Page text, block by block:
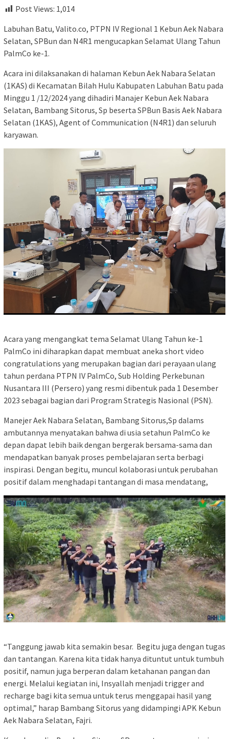
Post Views: 1,014
Labuhan Batu, Valito.co, PTPN IV Regional 1 Kebun Aek Nabara
Selatan, SPBun dan N4R1 mengucapkan Selamat Ulang Tahun
PalmCo ke-1.
Acara ini dilaksanakan di halaman Kebun Aek Nabara Selatan
(1KAS) di Kecamatan Bilah Hulu Kabupaten Labuhan Batu pada
Minggu 1 /12/2024 yang dihadiri Manajer Kebun Aek Nabara
Selatan, Bambang Sitorus, Sp beserta SPBun Basis Aek Nabara
Selatan (1KAS), Agent of Communication (N4R1) dan seluruh
karyawan.
Acara yang mengangkat tema Selamat Ulang Tahun ke-1
PalmCo ini diharapkan dapat membuat aneka short video
congratulations yang merupakan bagian dari perayaan ulang
tahun perdana PTPN IV PalmCo, Sub Holding Perkebunan
Nusantara III (Persero) yang resmi dibentuk pada 1 Desember
2023 sebagai bagian dari Program Strategis Nasional (PSN).
Manejer Aek Nabara Selatan, Bambang Sitorus,Sp dalams
ambutannya menyatakan bahwa di usia setahun PalmCo ke
depan dapat lebih baik dengan bergerak bersama-sama dan
mendapatkan banyak proses pembelajaran serta berbagi
inspirasi. Dengan begitu, muncul kolaborasi untuk perubahan
positif dalam menghadapi tantangan di masa mendatang,
“Tanggung jawab kita semakin besar. Begitu juga dengan tugas
dan tantangan. Karena kita tidak hanya dituntut untuk tumbuh
positif, namun juga berperan dalam ketahanan pangan dan
energi. Melalui kegiatan ini, Insyallah menjadi trigger and
recharge bagi kita semua untuk terus menggapai hasil yang
optimal,” harap Bambang Sitorus yang didampingi APK Kebun
Aek Nabara Selatan, Fajri.